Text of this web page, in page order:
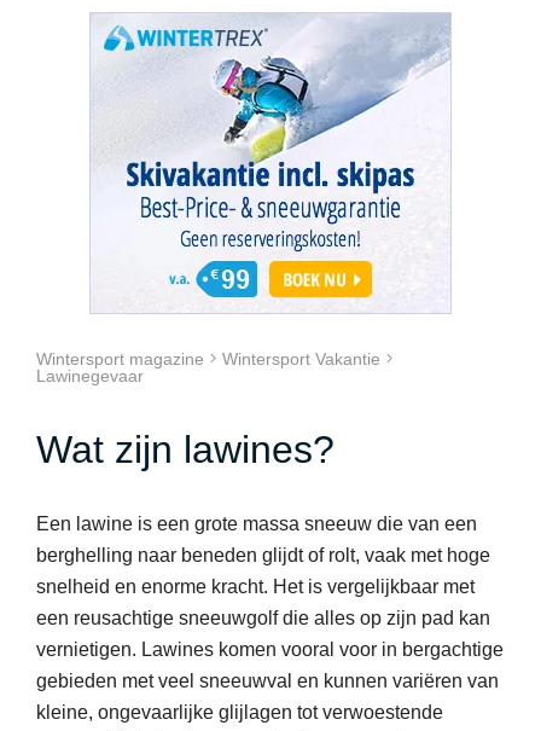
Wintersport magazine
Wintersport Vakantie
Lawinegevaar
Wat zijn lawines?
Een lawine is een grote massa sneeuw die van een
berghelling naar beneden glijdt of rolt, vaak met hoge
snelheid en enorme kracht. Het is vergelijkbaar met
een reusachtige sneeuwgolf die alles op zijn pad kan
vernietigen. Lawines komen vooral voor in bergachtige
gebieden met veel sneeuwval en kunnen variëren van
kleine, ongevaarlijke glijlagen tot verwoestende